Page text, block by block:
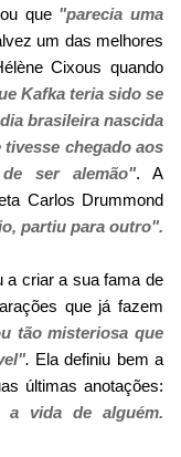
que "parecia uma
um das melhores
Cixous quando
Kafka teria sido se
brasileira nascida
tivesse chegado aos
ser alemão". A
Carlos Drummond
partiu para outro".
a criar a sua fama de
que já fazem
tão misteriosa que
. Ela definiu bem a
últimas anotações:
a vida de alguém.